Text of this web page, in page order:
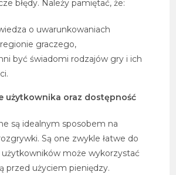
błędy. Należy pamiętać, że:
o uwarunkowaniach
graczego,
być świadomi rodzajów gry i ich
użytkownika oraz dostępność
są idealnym sposobem na
Są one zwykle łatwe do
użytkowników może wykorzystać
przed użyciem pieniędzy.